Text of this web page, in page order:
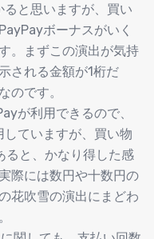
と思いますが、買い
ボーナスがいく
。まずこの演出が気持
される金額が1桁だ
のです。
が利用できるので、
ていますが、買い物
ると、かなり得した感
際には数円や十数円の
花吹雪の演出にまどわ